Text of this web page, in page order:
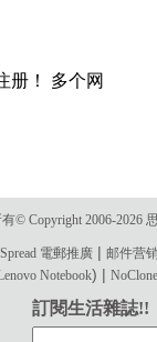
有© Copyright 2006-2026
Spread 電郵推廣 |邮件营
Notebook) |